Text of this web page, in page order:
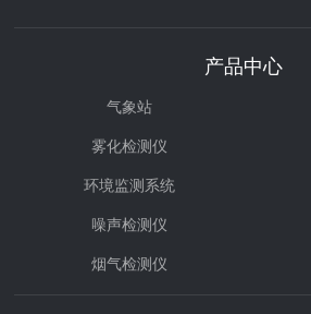
产品中心
气象站
雾化检测仪
环境监测系统
噪声检测仪
烟气检测仪